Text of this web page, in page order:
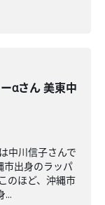
αさん 美東中
中川信子さんで
市出身のラッパ
のほど、沖縄市
...